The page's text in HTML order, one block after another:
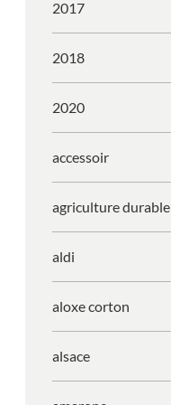
2017
2018
2020
accessoir
agriculture durable
aldi
aloxe corton
alsace